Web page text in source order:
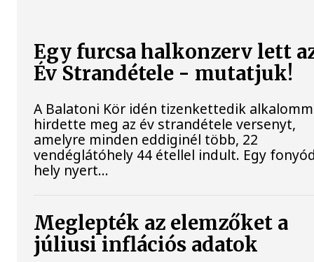
Egy furcsa halkonzerv lett
Év Strandétele - mutatjuk!
A Balatoni Kör idén tizenkettedik
hirdette meg az év strandétele versenyt,
amelyre minden eddiginél több, 22
vendéglátóhely 44 étellel indult. Egy
hely nyert...
Meglepték az elemzőket a
júliusi inflációs adatok